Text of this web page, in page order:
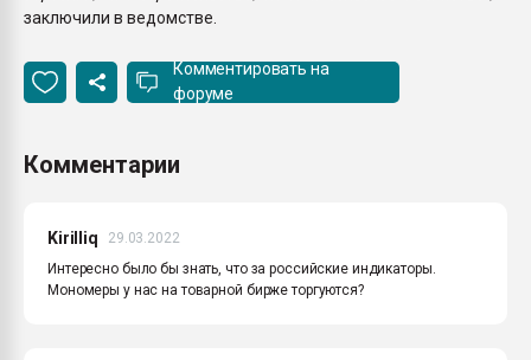
заключили в ведомстве.
Комментировать на
форуме
Комментарии
Kirilliq
29.03.2022
Интересно было бы знать, что за российские индикаторы.
Мономеры у нас на товарной бирже торгуются?